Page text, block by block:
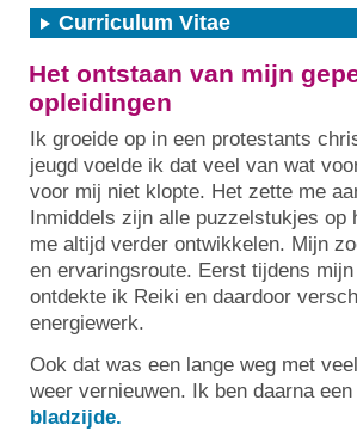
Curriculum Vitae
Het ontstaan van mijn
opleidingen
Ik groeide op in een protestants
jeugd voelde ik dat veel van wat
voor mij niet klopte. Het zette me
Inmiddels zijn alle puzzelstukjes
me altijd verder ontwikkelen. Mijn
en ervaringsroute. Eerst tijdens
ontdekte ik Reiki en daardoor
energiewerk.
Ook dat was een lange weg met
weer vernieuwen. Ik ben daarna
bladzijde.